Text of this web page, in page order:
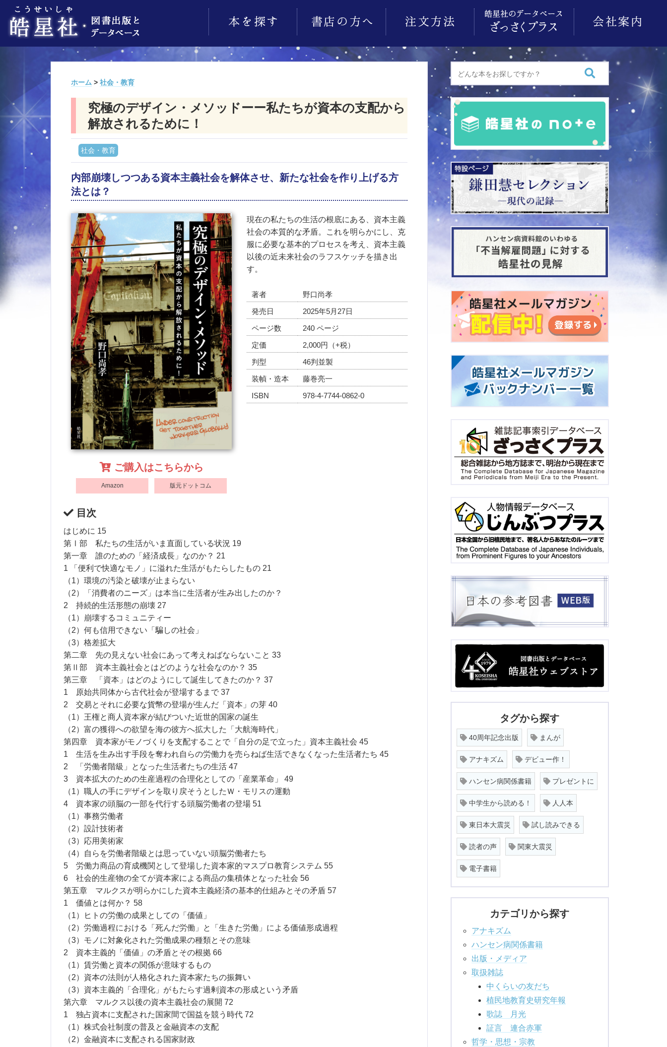
ホーム > 社会・教育
究極のデザイン・メソッドーー私たちが資本の支配から
解放されるために！
社会・教育
内部崩壊しつつある資本主義社会を解体させ、新たな社会を作り上げる方
法とは？
ご購入はこちらから
Amazon 版元ドットコム
現在の私たちの生活の根底にある、資本主義
社会の本質的な矛盾。これを明らかにし、克
服に必要な基本的プロセスを考え、資本主義
以後の近未来社会のラフスケッチを描き出
す。
著者 野口尚孝
発売日 2025年5月27日
ページ数 240 ページ
定価 2,000円（+税）
判型 46判並製
装幀・造本 藤巻亮一
ISBN 978-4-7744-0862-0
目次
はじめに 15
第Ⅰ部 私たちの生活がいま直面している状況 19
第一章 誰のための「経済成長」なのか？ 21
1 「便利で快適なモノ」に溢れた生活がもたらしたもの 21
（1）環境の汚染と破壊が止まらない
（2）「消費者のニーズ」は本当に生活者が生み出したのか？
2 持続的生活形態の崩壊 27
（1）崩壊するコミュニティー
（2）何も信用できない「騙しの社会」
（3）格差拡大
第二章 先の見えない社会にあって考えねばならないこと 33
第Ⅱ部 資本主義社会とはどのような社会なのか？ 35
第三章 「資本」はどのようにして誕生してきたのか？ 37
1 原始共同体から古代社会が登場するまで 37
2 交易とそれに必要な貨幣の登場が生んだ「資本」の芽 40
（1）王権と商人資本家が結びついた近世的国家の誕生
（2）富の獲得への欲望を海の彼方へ拡大した「大航海時代」
第四章 資本家がモノづくりを支配することで「自分の足で立った」資本主義社会 45
1 生活を生み出す手段を奪われ自らの労働力を売らねば生活できなくなった生活者たち 45
2 「労働者階級」となった生活者たちの生活 47
3 資本拡大のための生産過程の合理化としての「産業革命」 49
（1）職人の手にデザインを取り戻そうとしたＷ・モリスの運動
4 資本家の頭脳の一部を代行する頭脳労働者の登場 51
（1）事務労働者
（2）設計技術者
（3）応用美術家
（4）自らを労働者階級とは思っていない頭脳労働者たち
5 労働力商品の育成機関として登場した資本家的マスプロ教育システム 55
6 社会的生産物の全てが資本家による商品の集積体となった社会 56
第五章 マルクスが明らかにした資本主義経済の基本的仕組みとその矛盾 57
1 価値とは何か？ 58
（1）ヒトの労働の成果としての「価値」
（2）労働過程における「死んだ労働」と「生きた労働」による価値形成過程
（3）モノに対象化された労働成果の種類とその意味
2 資本主義的「価値」の矛盾とその根拠 66
（1）賃労働と資本の関係が意味するもの
（2）資本の法則が人格化された資本家たちの振舞い
（3）資本主義的「合理化」がもたらす過剰資本の形成という矛盾
第六章 マルクス以後の資本主義社会の展開 72
1 独占資本に支配された国家間で国益を競う時代 72
（1）株式会社制度の普及と金融資本の支配
（2）金融資本に支配される国家財政
タグから探す
40周年記念出版 まんが
アナキズム デビュー作！
ハンセン病関係書籍 プレゼントに
中学生から読める！ 人人本
東日本大震災 試し読みできる
読者の声 関東大震災
電子書籍
カテゴリから探す
アナキズム
ハンセン病関係書籍
出版・メディア
取扱雑誌
中くらいの友だち
植民地教育史研究年報
歌誌 月光
証言 連合赤軍
哲学・思想・宗教